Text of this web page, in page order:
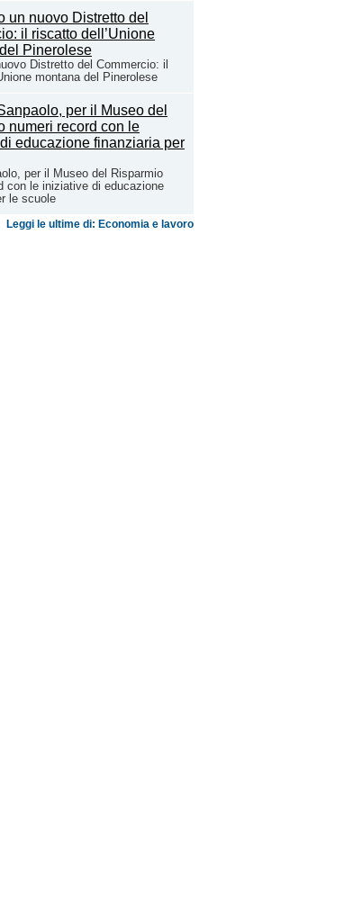
Distretto del Commercio: il
montana del Pinerolese
per il Museo del Risparmio
con le iniziative di educazione
le scuole
Leggi le ultime di: Economia e lavoro